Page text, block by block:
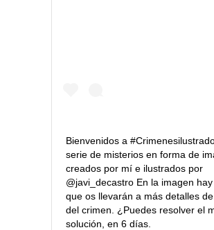
Bienvenidos a
serie de misterios en forma de
creados por mí e ilustrados por
@javi_decastro En la imagen
que os llevarán a más detalles
del crimen. ¿Puedes resolver el
solución, en 6 días.